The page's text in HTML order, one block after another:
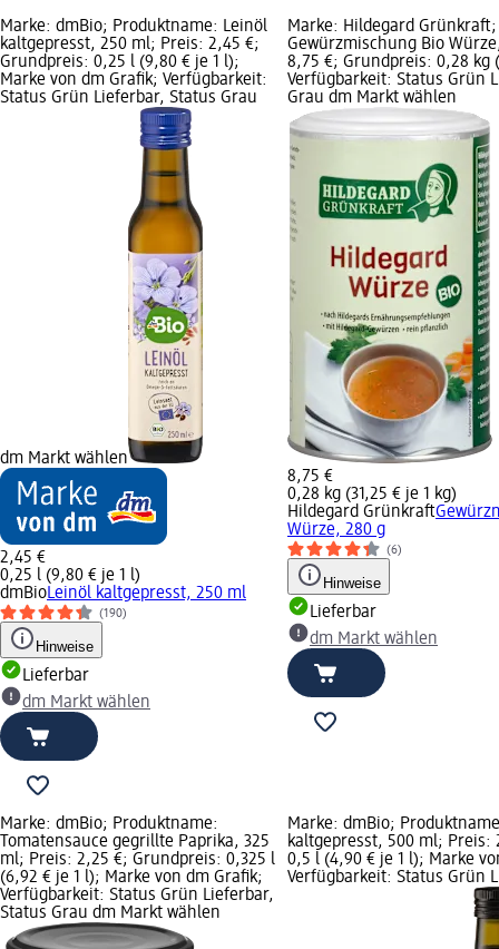
Marke: dmBio; Produktname: Leinöl
kaltgepresst, 250 ml; Preis: 2,45 €;
Grundpreis: 0,25 l (9,80 € je 1 l);
Marke von dm Grafik; Verfügbarkeit:
Status Grün Lieferbar, Status Grau
dm Markt wählen
2,45 €
0,25 l (9,80 € je 1 l)
dmBioLeinöl kaltgepresst, 250 ml
(190)
Hinweise
Lieferbar
dm Markt wählen
Marke: Hildegard
Gewürzmischung Bio
8,75 €; Grundpreis: 0,28 kg
Verfügbarkeit: Status Grün
Grau dm Markt wählen
8,75 €
0,28 kg (31,25 € je 1 kg)
Hildegard Grünkraft
Würze, 280 g
(6)
Hinweise
Lieferbar
dm Markt wählen
Marke: dmBio; Produktname:
Tomatensauce gegrillte Paprika, 325
ml; Preis: 2,25 €; Grundpreis: 0,325 l
(6,92 € je 1 l); Marke von dm Grafik;
Verfügbarkeit: Status Grün Lieferbar,
Status Grau dm Markt wählen
Marke: dmBio;
kaltgepresst, 500 ml; Preis:
0,5 l (4,90 € je 1 l); Marke
Verfügbarkeit: Status Grün